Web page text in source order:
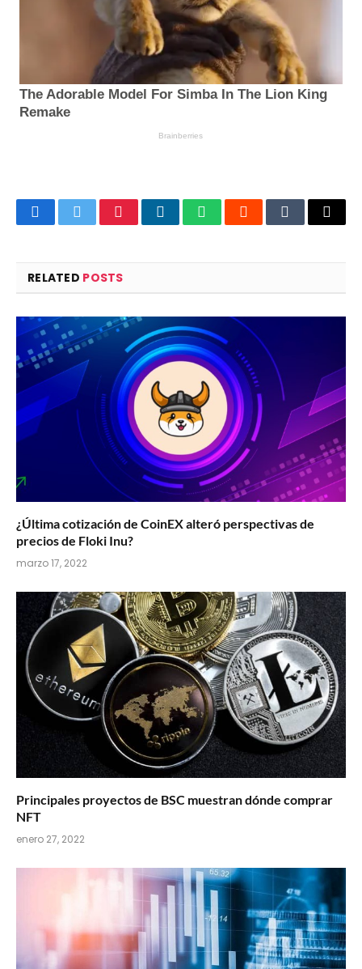
FacebookTwitterPinterestLinkedInWhatsAppRedditTumblrEmail
RELATED POSTS
¿Última cotización de CoinEX alteró perspectivas de
precios de Floki Inu?
marzo 17, 2022
Principales proyectos de BSC muestran dónde comprar
NFT
enero 27, 2022